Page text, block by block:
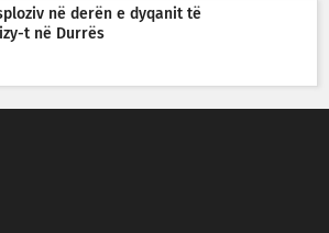
në derën e dyqanit të
t në Durrës